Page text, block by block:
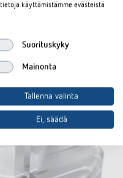
käyttämistämme evästeistä
Suorituskyky
Mainonta
Tallenna valinta
Ei, säädä